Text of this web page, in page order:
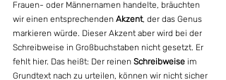
Frauen- oder Männernamen handelte, bräuchten
wir einen entsprechenden Akzent, der das Genus
markieren würde. Dieser Akzent aber wird bei der
Schreibweise in Großbuchstaben nicht gesetzt. Er
fehlt hier. Das heißt: Der reinen Schreibweise im
Grundtext nach zu urteilen, können wir nicht sicher